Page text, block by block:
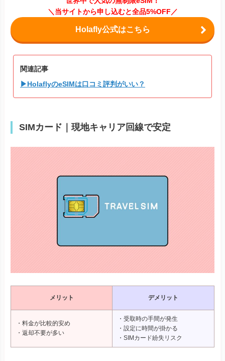
＼当サイトから申し込むと全品5%OFF／
Holafly公式はこちら
関連記事
▶HolaflyのeSIMは口コミ評判がいい？
SIMカード｜現地キャリア回線で安定
メリット デメリット
・料金が比較的安め
・返却不要が多い
・受取時の手間が発生
・設定に時間が掛かる
・SIMカード紛失リスク